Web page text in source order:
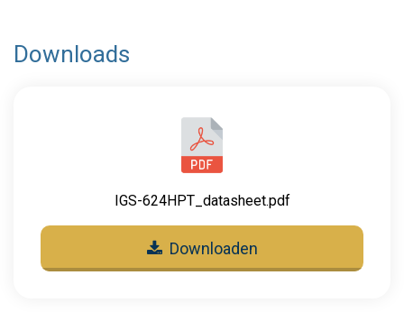
Downloads
IGS-624HPT_datasheet.pdf
Downloaden